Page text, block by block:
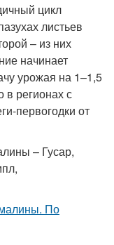
цикл
листьев
– из них
начинает
урожая на 1–1,5
в регионах с
первогодки от
– Гусар,